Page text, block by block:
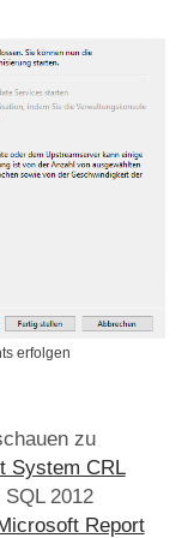
erfolgen
zu
System CRL
2012
Report